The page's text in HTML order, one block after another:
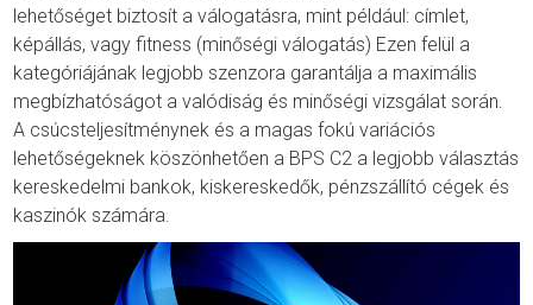
lehetőséget biztosít a válogatásra, mint például: címlet,
képállás, vagy fitness (minőségi válogatás) Ezen felül a
kategóriájának legjobb szenzora garantálja a maximális
megbízhatóságot a valódiság és minőségi vizsgálat során.
A csúcsteljesítménynek és a magas fokú variációs
lehetőségeknek köszönhetően a BPS C2 a legjobb választás
kereskedelmi bankok, kiskereskedők, pénzszállító cégek és
kaszinók számára.